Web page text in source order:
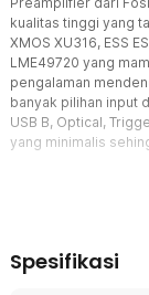
kualitas tinggi yang
XMOS XU316, ESS
LME49720 yang
pengalaman
banyak pilihan input
USB B, Optical,
yang minimalis
Qualcomm
Spesifikasi